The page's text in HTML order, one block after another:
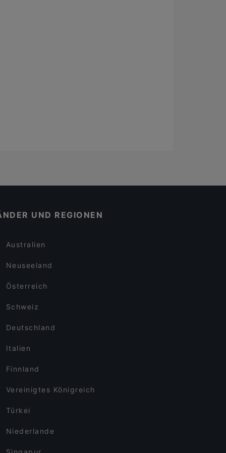
UND REGIONEN
Australien
Neuseeland
Österreich
Schweiz
Deutschland
Italien
Finnland
Vereinigtes Königreich
Türkei
Niederlande